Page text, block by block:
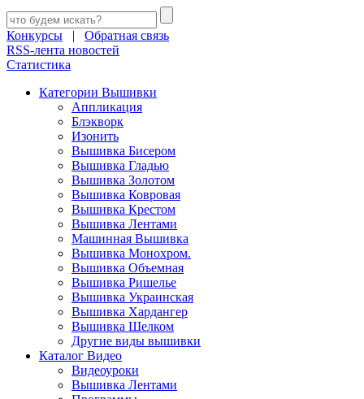
Конкурсы | Обратная связь
RSS-лента новостей
Статистика
Категории Вышивки
Аппликация
Блэкворк
Изонить
Вышивка Бисером
Вышивка Гладью
Вышивка Золотом
Вышивка Ковровая
Вышивка Крестом
Вышивка Лентами
Машинная Вышивка
Вышивка Монохром.
Вышивка Объемная
Вышивка Ришелье
Вышивка Украинская
Вышивка Хардангер
Вышивка Шелком
Другие виды вышивки
Каталог Видео
Видеоуроки
Вышивка Лентами